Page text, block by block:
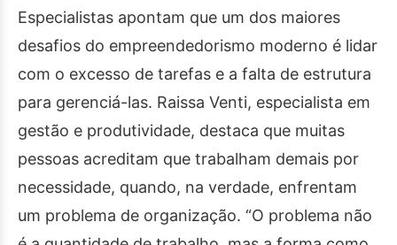
Especialistas apontam que um dos maiores
desafios do empreendedorismo moderno é lidar
com o excesso de tarefas e a falta de estrutura
para gerenciá-las. Raissa Venti, especialista em
gestão e produtividade, destaca que muitas
pessoas acreditam que trabalham demais por
necessidade, quando, na verdade, enfrentam
um problema de organização. “O problema não